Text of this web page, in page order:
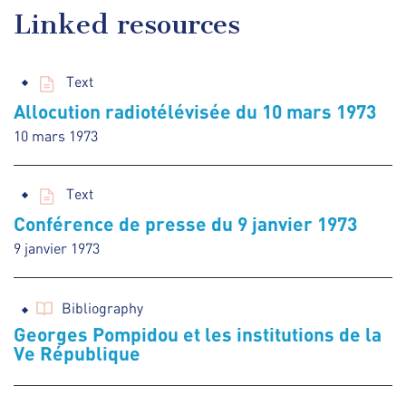
Linked resources
Text
Allocution radiotélévisée du 10 mars 1973
10 mars 1973
Text
Conférence de presse du 9 janvier 1973
9 janvier 1973
Bibliography
Georges Pompidou et les institutions de la
Ve République